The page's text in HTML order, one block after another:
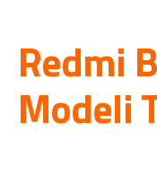
Redmi
Modeli